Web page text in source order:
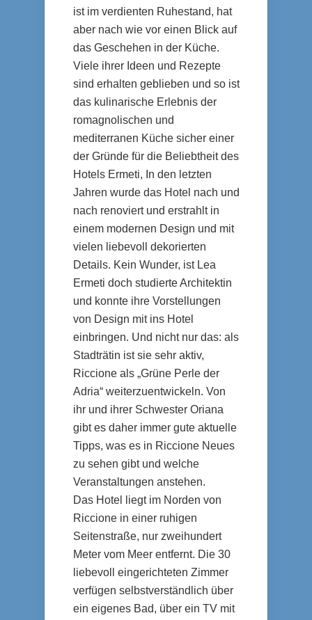
ist im verdienten Ruhestand, hat
aber nach wie vor einen Blick auf
das Geschehen in der Küche.
Viele ihrer Ideen und Rezepte
sind erhalten geblieben und so ist
das kulinarische Erlebnis der
romagnolischen und
mediterranen Küche sicher einer
der Gründe für die Beliebtheit des
Hotels Ermeti, In den letzten
Jahren wurde das Hotel nach und
nach renoviert und erstrahlt in
einem modernen Design und mit
vielen liebevoll dekorierten
Details. Kein Wunder, ist Lea
Ermeti doch studierte Architektin
und konnte ihre Vorstellungen
von Design mit ins Hotel
einbringen. Und nicht nur das: als
Stadträtin ist sie sehr aktiv,
Riccione als „Grüne Perle der
Adria“ weiterzuentwickeln. Von
ihr und ihrer Schwester Oriana
gibt es daher immer gute aktuelle
Tipps, was es in Riccione Neues
zu sehen gibt und welche
Veranstaltungen anstehen.
Das Hotel liegt im Norden von
Riccione in einer ruhigen
Seitenstraße, nur zweihundert
Meter vom Meer entfernt. Die 30
liebevoll eingerichteten Zimmer
verfügen selbstverständlich über
ein eigenes Bad, über ein TV mit